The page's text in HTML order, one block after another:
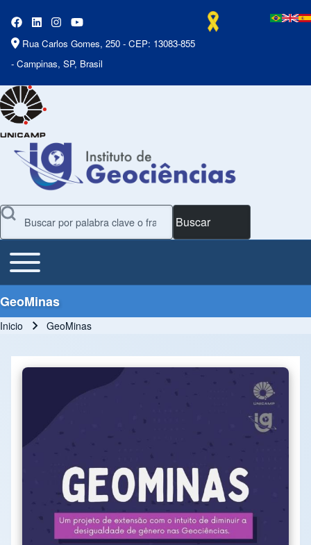
Rua Carlos Gomes, 250 - CEP: 13083-855
- Campinas, SP, Brasil
Buscar
Main Menu
Toggle main menu
GeoMinas
Inicio GeoMinas